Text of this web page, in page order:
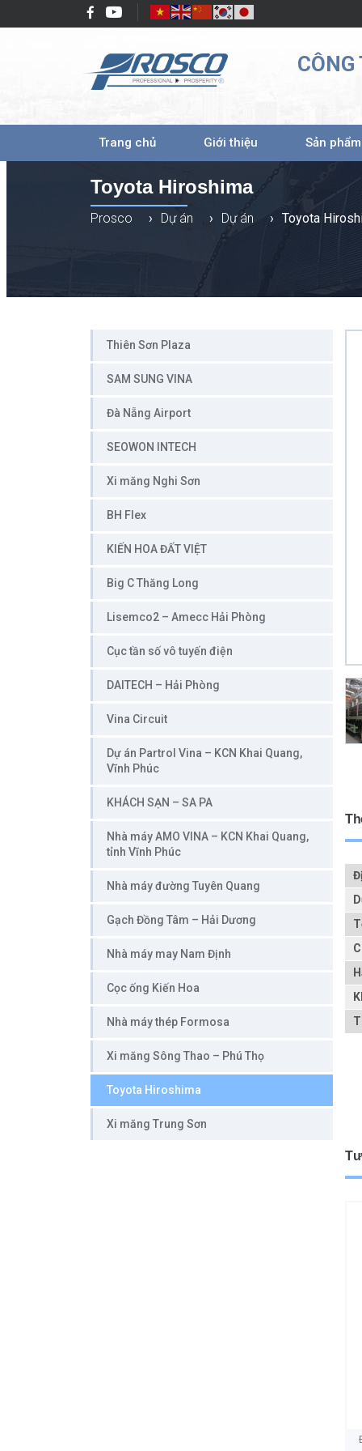
Trang chủ Giới thiệu Sản
Toyota Hiroshima
Prosco › Dự án › Dự án › Toyota
Thiên Sơn Plaza
SAM SUNG VINA
Đà Nẵng Airport
SEOWON INTECH
Xi măng Nghi Sơn
BH Flex
KIẾN HOA ĐẤT VIỆT
Big C Thăng Long
Lisemco2 – Amecc Hải Phòng
Cục tần số vô tuyến điện
DAITECH – Hải Phòng
Vina Circuit
Dự án Partrol Vina – KCN Khai Quang,
Vĩnh Phúc
KHÁCH SẠN – SA PA
Nhà máy AMO VINA – KCN Khai Quang,
tỉnh Vĩnh Phúc
Nhà máy đường Tuyên Quang
Gạch Đồng Tâm – Hải Dương
Nhà máy may Nam Định
Cọc ống Kiến Hoa
Nhà máy thép Formosa
Xi măng Sông Thao – Phú Thọ
Toyota Hiroshima
Xi măng Trung Sơn